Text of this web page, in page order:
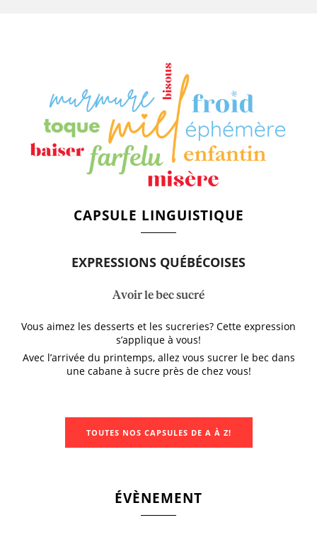
CAPSULE LINGUISTIQUE
EXPRESSIONS QUÉBÉCOISES
Avoir le bec sucré
Vous aimez les desserts et les sucreries? Cette expression
s’applique à vous!
Avec l’arrivée du printemps, allez vous sucrer le bec dans
une cabane à sucre près de chez vous!
TOUTES NOS CAPSULES DE A À Z!
ÉVÈNEMENT